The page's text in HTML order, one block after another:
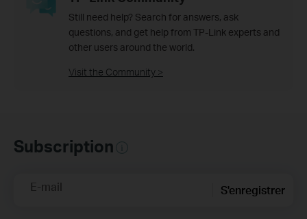
Still need help? Search for answers, ask
questions, and get help from TP-Link experts and
other users around the world.
Visit the Community >
Subscription
E-mail S'enregistrer